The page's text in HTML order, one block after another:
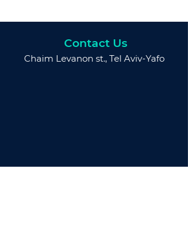
Contact Us
Chaim Levanon st., Tel Aviv-Yafo